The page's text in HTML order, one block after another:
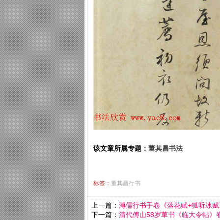
该文章所属专题： 董其昌书法
标签： 董其昌行书
上一篇： 溥儒行书手卷《落花赋+狐听冰
下一篇： 清代傅山58岁草书《临大令帖》